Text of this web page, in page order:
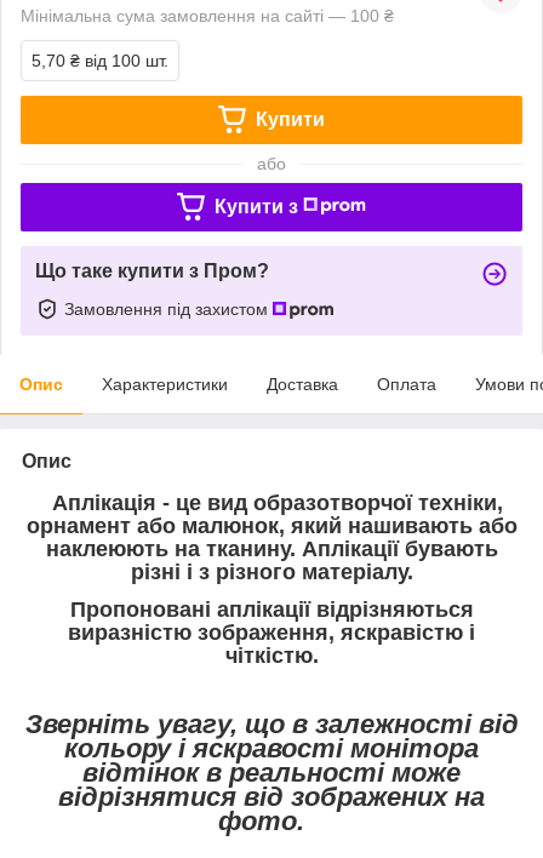
Мінімальна сума замовлення на сайті — 100 ₴
5,70 ₴ від 100 шт.
Купити
або
Купити з
Що таке купити з Пром?
Замовлення під захистом
Опис Характеристики Доставка Оплата Умови
Опис
Аплікація - це вид образотворчої техніки,
орнамент або малюнок, який нашивають або
наклеюють на тканину. Аплікації бувають
різні і з різного матеріалу.
Пропоновані аплікації відрізняються
виразністю зображення, яскравістю і
чіткістю.
Зверніть увагу, що в залежності від
кольору і яскравості монітора
відтінок в реальності може
відрізнятися від зображених на
фото.